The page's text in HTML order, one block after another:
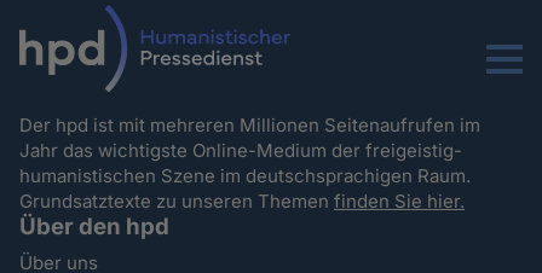
Menu
Der hpd ist mit mehreren Millionen Seitenaufrufen im
Jahr das wichtigste Online-Medium der freigeistig-
humanistischen Szene im deutschsprachigen Raum.
Grundsatztexte zu unseren Themenfinden Sie hier.
Über den hpd
Über uns